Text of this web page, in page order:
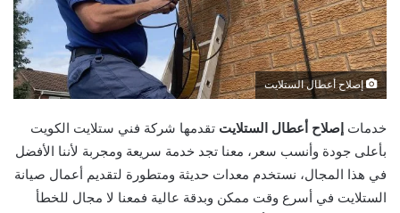
إصلاح أعطال الستلايت
​خدمات إصلاح أعطال الستلايت​ تقدمها شركة فني ستلايت الكويت
بأعلى جودة وأنسب سعر، معنا تجد خدمة سريعة ومجربة لأننا الأفضل
في هذا المجال، نستخدم معدات حديثة ومتطورة لتقديم أعمال صيانة
الستلايت في أسرع وقت ممكن وبدقة عالية فمعنا لا مجال للخطأ